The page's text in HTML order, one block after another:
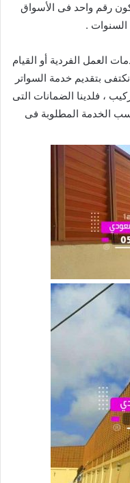
رقم واحد فى الأسواق
السنوات .
العمل الفردية أو القيام
بتقديم خدمة السواتر
، فلدينا الضمانات التى
على حسب الخدمة المطلوبة فى